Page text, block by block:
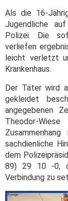
Als die 16-
Jugendliche
Polizei. Die
verliefen
leicht verletzt
Krankenhaus.
Der Täter wird
gekleidet
angegebenen
Theodor-
sachdienliche
dem
89) 29 10 -0,
Verbindung zu